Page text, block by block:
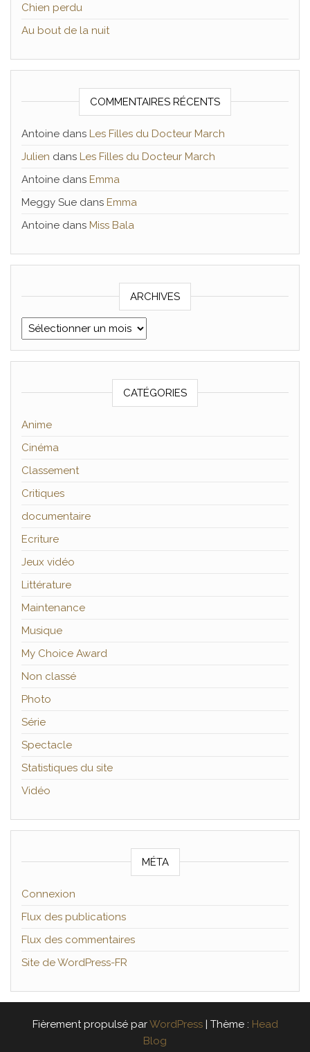
Chien perdu
Au bout de la nuit
COMMENTAIRES RÉCENTS
Antoine dans Les Filles du Docteur March
Julien dans Les Filles du Docteur March
Antoine dans Emma
Meggy Sue dans Emma
Antoine dans Miss Bala
ARCHIVES
Archives
CATÉGORIES
Anime
Cinéma
Classement
Critiques
documentaire
Ecriture
Jeux vidéo
Littérature
Maintenance
Musique
My Choice Award
Non classé
Photo
Série
Spectacle
Statistiques du site
Vidéo
MÉTA
Connexion
Flux des publications
Flux des commentaires
Site de WordPress-FR
Fièrement propulsé parWordPress | Thème : Head
Blog